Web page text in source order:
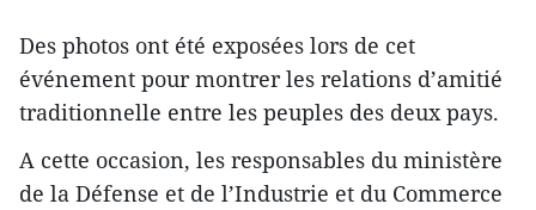
Des photos ont été exposées ​lors de cet
événement pour montrer les relations d’amitié
traditionnelle entre les peuples des deux pays.
A cette occasion, les responsables du ministère
de la Défense et de l’Industrie et du Commerce